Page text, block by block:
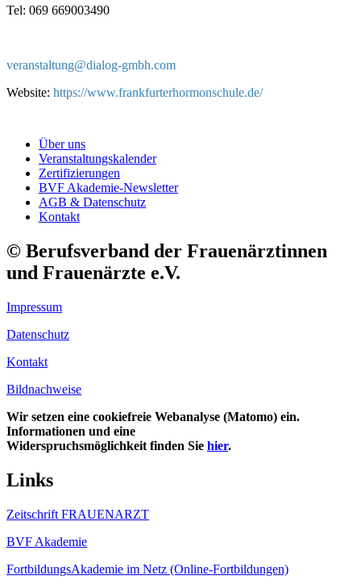
Tel: 069 669003490
veranstaltung@dialog-gmbh.com
Website: https://www.frankfurterhormonschule.de/
Über uns
Veranstaltungskalender
Zertifizierungen
BVF Akademie-Newsletter
AGB & Datenschutz
Kontakt
© Berufsverband der Frauenärztinnen
und Frauenärzte e.V.
Impressum
Datenschutz
Kontakt
Bildnachweise
Wir setzen eine cookiefreie Webanalyse (Matomo) ein.
Informationen und eine
Widerspruchsmöglichkeit finden Sie hier.
Links
Zeitschrift FRAUENARZT
BVF Akademie
FortbildungsAkademie im Netz (Online-Fortbildungen)